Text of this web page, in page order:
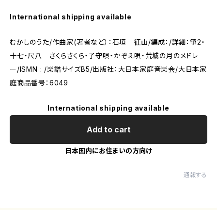
International shipping available
むかしのうた/作曲家(著者など）：石垣 征山/編成：/詳細：箏2・
十七・尺八 さくらさくら・子守唄・かぞえ唄・荒城の月のメドレ
ー/ISMN : /楽譜サイズB5/出版社：大日本家庭音楽会/大日本家
庭商品番号：6049
International shipping available
Add to cart
日本国内にお住まいの方向け
通報する